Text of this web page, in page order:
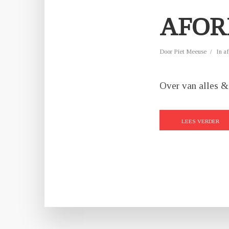
Door Piet Meeuse In
Over van alles
LEES VERDER